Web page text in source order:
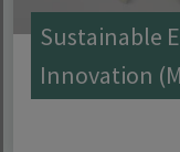
Sustainable
Innovation